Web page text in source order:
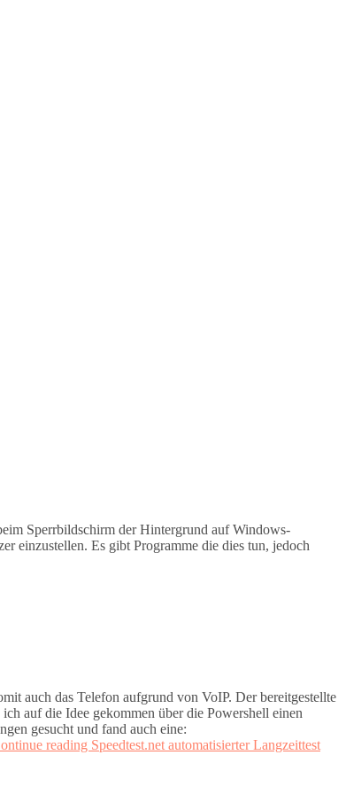
Sperrbildschirm der Hintergrund auf Windows-
einzustellen. Es gibt Programme die dies tun, jedoch
auch das Telefon aufgrund von VoIP. Der bereitgestellte
auf die Idee gekommen über die Powershell einen
gesucht und fand auch eine:
reading Speedtest.net automatisierter Langzeittest